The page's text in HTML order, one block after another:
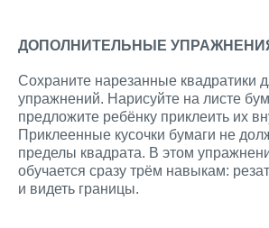
ДОПОЛНИТЕЛЬНЫЕ
Сохраните нарезанные квадратики
упражнений. Нарисуйте на листе
предложите ребёнку приклеить их
Приклеенные кусочки бумаги не
пределы квадрата. В этом
обучается сразу трём навыкам:
и видеть границы.